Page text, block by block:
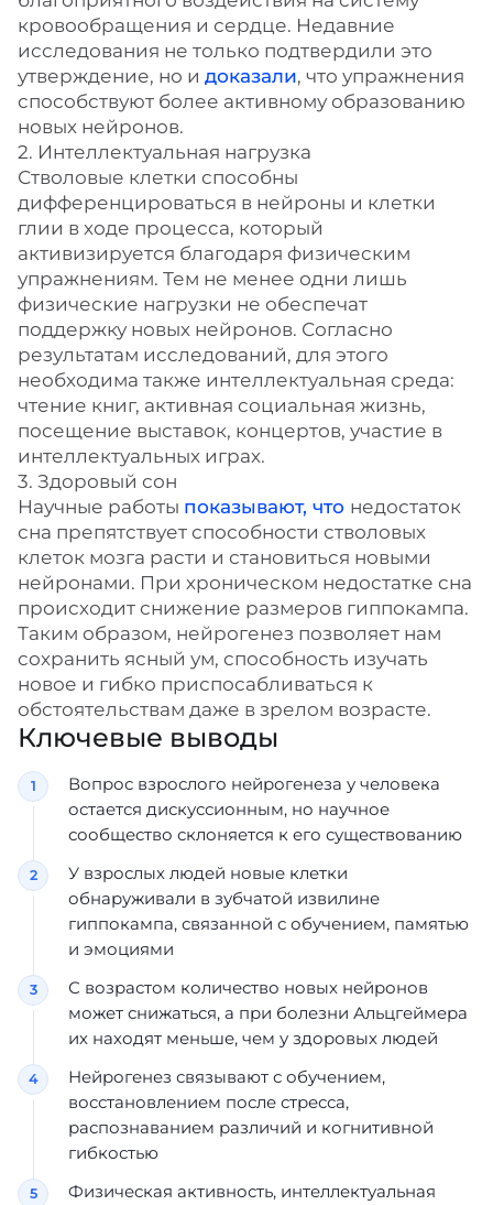
кровообращения и сердце. Недавние
исследования не только подтвердили это
утверждение, но и доказали, что упражнения
способствуют более активному образованию
новых нейронов.
2. Интеллектуальная нагрузка
Стволовые клетки способны
дифференцироваться в нейроны и клетки
глии в ходе процесса, который
активизируется благодаря физическим
упражнениям. Тем не менее одни лишь
физические нагрузки не обеспечат
поддержку новых нейронов. Согласно
результатам исследований, для этого
необходима также интеллектуальная среда:
чтение книг, активная социальная жизнь,
посещение выставок, концертов, участие в
интеллектуальных играх.
3. Здоровый сон
Научные работы показывают, что недостаток
сна препятствует способности стволовых
клеток мозга расти и становиться новыми
нейронами. При хроническом недостатке сна
происходит снижение размеров гиппокампа.
Таким образом, нейрогенез позволяет нам
сохранить ясный ум, способность изучать
новое и гибко приспосабливаться к
обстоятельствам даже в зрелом возрасте.
Ключевые выводы
Вопрос взрослого нейрогенеза у человека
остается дискуссионным, но научное
сообщество склоняется к его существованию
У взрослых людей новые клетки
обнаруживали в зубчатой извилине
гиппокампа, связанной с обучением, памятью
и эмоциями
С возрастом количество новых нейронов
может снижаться, а при болезни Альцгеймера
их находят меньше, чем у здоровых людей
Нейрогенез связывают с обучением,
восстановлением после стресса,
распознаванием различий и когнитивной
гибкостью
Физическая активность, интеллектуальная